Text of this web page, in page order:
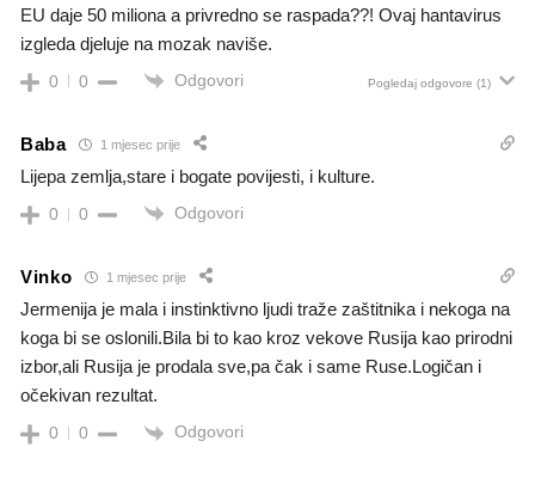
EU daje 50 miliona a privredno se raspada??! Ovaj hantavirus
izgleda djeluje na mozak naviše.
0 0 Odgovori Pogledaj odgovore (1)
Baba 1 mjesec prije
Lijepa zemlja,stare i bogate povijesti, i kulture.
0 0 Odgovori
Vinko 1 mjesec prije
Jermenija je mala i instinktivno ljudi traže zaštitnika i nekoga na
koga bi se oslonili.Bila bi to kao kroz vekove Rusija kao prirodni
izbor,ali Rusija je prodala sve,pa čak i same Ruse.Logičan i
očekivan rezultat.
0 0 Odgovori